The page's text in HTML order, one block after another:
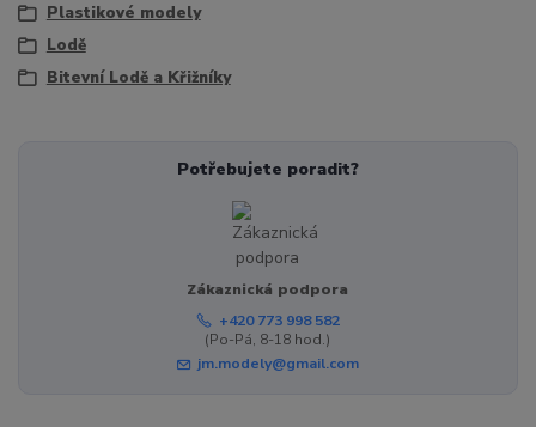
Plastikové modely
Lodě
Bitevní Lodě a Křižníky
Potřebujete poradit?
Zákaznická podpora
+420 773 998 582
(Po-Pá, 8-18 hod.)
jm.modely@gmail.com